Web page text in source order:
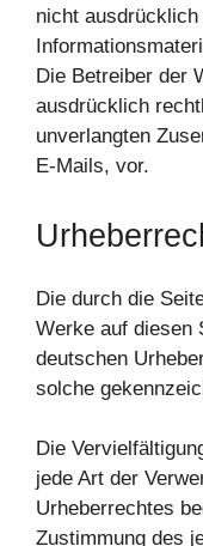
nicht
Die Betreiber der
ausdrücklich
unverlangten
E-Mails, vor.
Die durch die
Werke auf diesen
deutschen
solche
Die
jede Art der
Urheberrechtes
Zustimmung des